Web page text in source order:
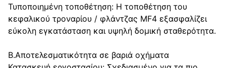
Τυποποιημένη τοποθέτηση: Η τοποθέτηση του
κεφαλικού τροναρίου / φλάντζας MF4 εξασφαλίζει
εύκολη εγκατάσταση και υψηλή δομική σταθερότητα.
Β.Αποτελεσματικότητα σε βαριά οχήματα